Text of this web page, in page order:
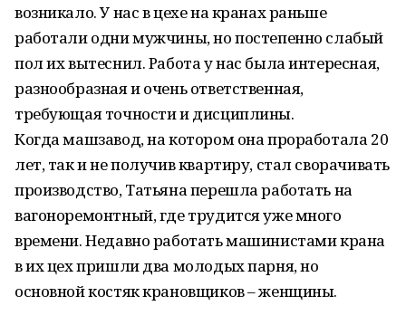
возникало. У нас в цехе на кранах раньше
работали одни мужчины, но постепенно слабый
пол их вытеснил. Работа у нас была интересная,
разнообразная и очень ответственная,
требующая точности и дисциплины.
Когда машзавод, на котором она проработала 20
лет, так и не получив квартиру, стал сворачивать
производство, Татьяна перешла работать на
вагоноремонтный, где трудится уже много
времени. Недавно работать машинистами крана
в их цех пришли два молодых парня, но
основной костяк крановщиков – женщины.